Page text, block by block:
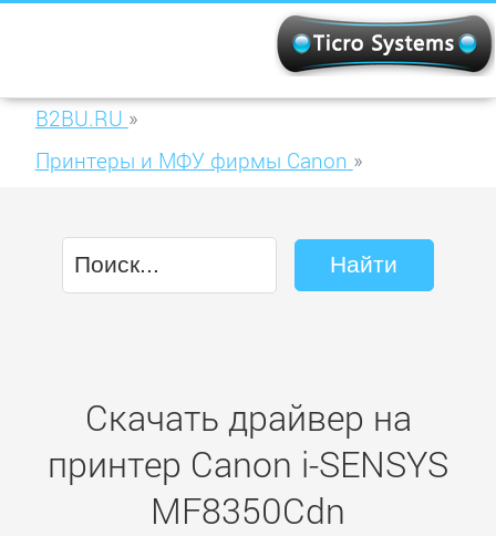
B2BU.RU »
Принтеры и МФУ фирмы Canon »
Скачать драйвер на
принтер Canon i-SENSYS
MF8350Cdn